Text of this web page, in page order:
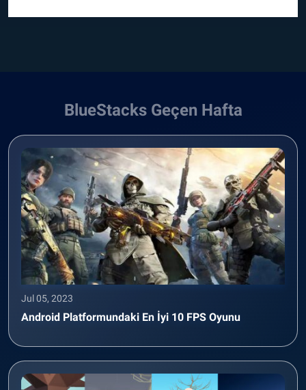
BlueStacks Geçen Hafta
Jul 05, 2023
Android Platformundaki En İyi 10 FPS Oyunu